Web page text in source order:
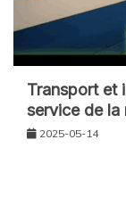
Transport et
service de la
2025-05-14